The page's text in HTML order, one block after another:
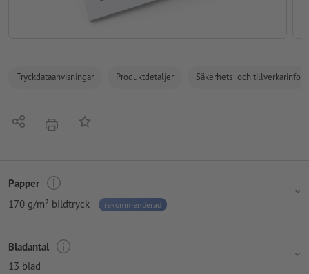
Tryckdataanvisningar Produktdetaljer Säkerhets- och
Dela erbjudandePå anteckningslistan
Papper
170 g/m² bildtryck
rekommenderad
Bladantal
13 blad